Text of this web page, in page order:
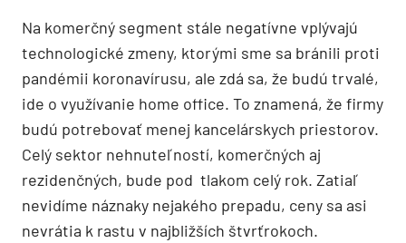
Na komerčný segment stále negatívne vplývajú
technologické zmeny, ktorými sme sa bránili proti
pandémii koronavírusu, ale zdá sa, že budú trvalé,
ide o využívanie home office. To znamená, že firmy
budú potrebovať menej kancelárskych priestorov.
Celý sektor nehnuteľností, komerčných aj
rezidenčných, bude pod tlakom celý rok. Zatiaľ
nevidíme náznaky nejakého prepadu, ceny sa asi
nevrátia k rastu v najbližších štvrťrokoch.